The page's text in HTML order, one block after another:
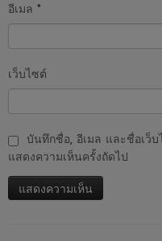
อีเมล *
เว็บไซต์
บันทึกชื่อ, อีเมล และชื่อเว็
แสดงความเห็นครั้งถัดไป